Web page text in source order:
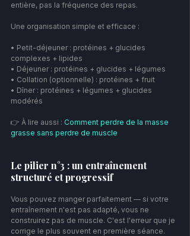
entière, pas la fréquence des repas.
Une organisation simple et efficace :
• Petit-déjeuner : protéines + glucides
complexes + lipides
• Déjeuner : protéines + glucides + légumes
• Collation (optionnelle) : protéines + fruit
• Dîner : protéines + légumes + glucides
modérés
👉 À lire aussi : Comment perdre de la masse
grasse sans perdre de muscle
Le pilier n°3 : un entraînement
structuré et progressif
Vous pouvez manger parfaitement — si votre
entraînement n'est pas adapté, vous ne
construirez pas de muscle. C'est l'erreur que je
corrige le plus souvent en première séance.